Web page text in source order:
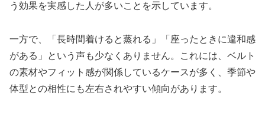
う効果を実感した人が多いことを示しています。
一方で、「長時間着けると蒸れる」「座ったときに違和感
がある」という声も少なくありません。これには、ベルト
の素材やフィット感が関係しているケースが多く、季節や
体型との相性にも左右されやすい傾向があります。